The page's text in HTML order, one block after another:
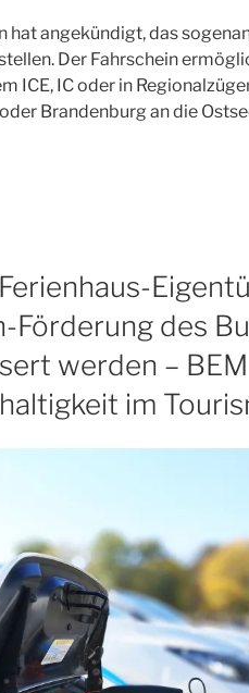
hat angekündigt, das
Der Fahrschein
ICE, IC oder in
Brandenburg an die
Förderung des
werden –
im